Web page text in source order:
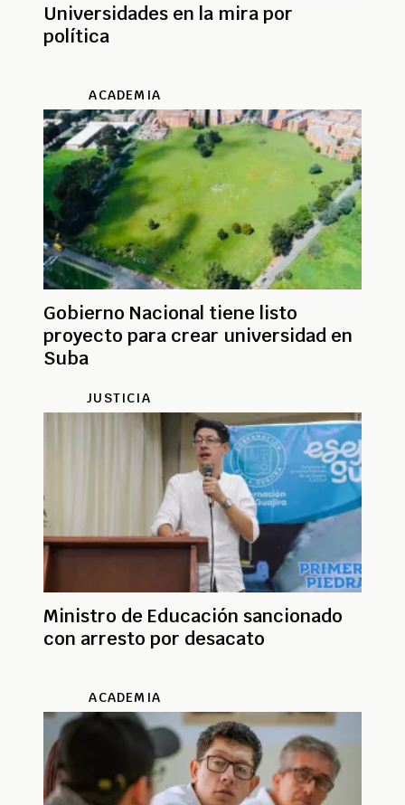
Universidades en la mira por
política
ACADEMIA
Gobierno Nacional tiene listo
proyecto para crear universidad en
Suba
JUSTICIA
Ministro de Educación sancionado
con arresto por desacato
ACADEMIA